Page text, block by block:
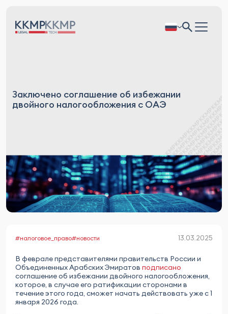
Заключено соглашение об избежании
двойного налогообложения с ОАЭ
#налоговое_право#новости 13.03.2025
В феврале представителями правительств России и
Объединенных Арабских Эмиратов подписано
соглашение об избежании двойного налогообложения,
которое, в случае его ратификации сторонами в
течение этого года, сможет начать действовать уже с 1
января 2026 года.